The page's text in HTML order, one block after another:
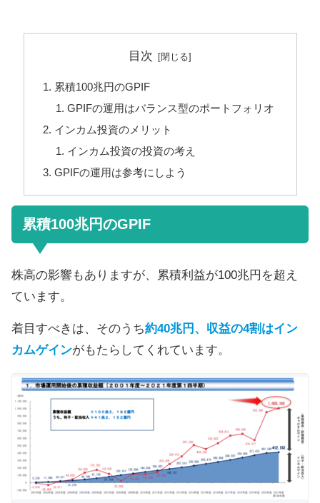
目次
累積100兆円のGPIF
GPIFの運用はバランス型のポートフォリオ
インカム投資のメリット
インカム投資の投資の考え
GPIFの運用は参考にしよう
累積100兆円のGPIF
株高の影響もありますが、累積利益が100兆円を超え
ています。
着目すべきは、そのうち約40兆円、収益の4割はイン
カムゲインがもたらしてくれています。